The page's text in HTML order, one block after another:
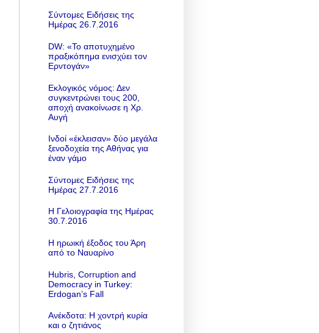
Σύντομες Ειδήσεις της
Ημέρας 26.7.2016
DW: «To αποτυχημένο
πραξικόπημα ενισχύει τον
Ερντογάν»
Εκλογικός νόμος: Δεν
συγκεντρώνει τους 200,
αποχή ανακοίνωσε η Χρ.
Αυγή
Ινδοί «έκλεισαν» δύο μεγάλα
ξενοδοχεία της Αθήνας για
έναν γάμο
Σύντομες Ειδήσεις της
Ημέρας 27.7.2016
Η Γελοιογραφία της Ημέρας
30.7.2016
Η ηρωική έξοδος του Άρη
από το Ναυαρίνο
Hubris, Corruption and
Democracy in Turkey:
Erdogan’s Fall
Ανέκδοτα: Η χοντρή κυρία
και ο ζητιάνος